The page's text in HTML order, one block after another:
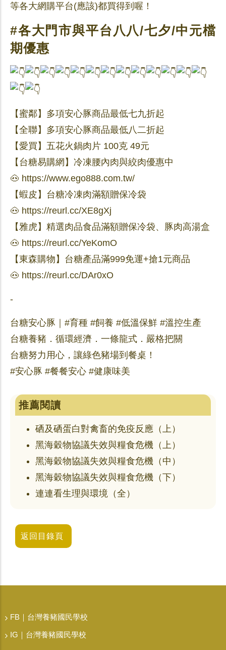
等各大網購平台(應該)都買得到喔！
#各大門市與平台八八/七夕/中元檔
期優惠
【蜜鄰】多項安心豚商品最低七九折起
【全聯】多項安心豚商品最低八二折起
【愛買】五花火鍋肉片 100克 49元
【台糖易購網】冷凍腰內肉與絞肉優惠中
🐽 https://www.ego888.com.tw/
【蝦皮】台糖冷凍肉滿額贈保冷袋
🐽 https://reurl.cc/XE8gXj
【雅虎】精選肉品食品滿額贈保冷袋、豚肉高湯盒
🐽 https://reurl.cc/YeKomO
【東森購物】台糖產品滿999免運+搶1元商品
🐽 https://reurl.cc/DAr0xO
-
台糖安心豚｜#育種 #飼養 #低溫保鮮 #溫控生產
台糖養豬．循環經濟．一條龍式．嚴格把關
台糖努力用心，讓綠色豬場到餐桌！
#安心豚 #餐餐安心 #健康味美
推薦閱讀
硒及硒蛋白對禽畜的免疫反應（上）
黑海穀物協議失效與糧食危機（上）
黑海穀物協議失效與糧食危機（中）
黑海穀物協議失效與糧食危機（下）
連連看生理與環境（全）
返回目錄頁
FB｜台灣養豬國民學校
IG｜台灣養豬國民學校